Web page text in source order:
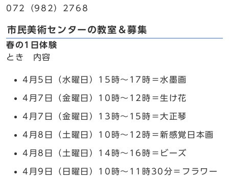
072（982）2768
市民美術センターの教室＆募集
春の1日体験
とき 内容
4月5日（水曜日）15時～17時＝水墨画
4月7日（金曜日）10時～12時＝生け花
4月7日（金曜日）13時～15時＝大正琴
4月8日（土曜日）10時～12時＝新感覚日本画
4月8日（土曜日）14時～16時＝ビーズ
4月9日（日曜日）10時～11時30分＝フラワー